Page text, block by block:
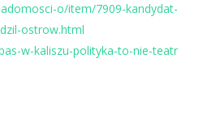
o/item/7909-kandydat-
ostrow.html
w-kaliszu-polityka-to-nie-teatr